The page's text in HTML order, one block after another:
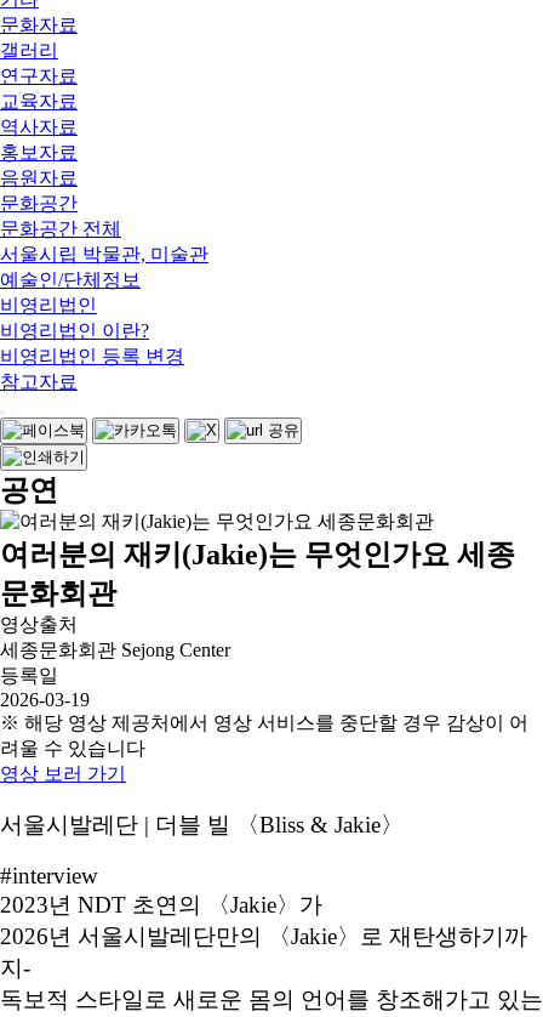
문화자료
갤러리
연구자료
교육자료
역사자료
홍보자료
음원자료
문화공간
문화공간 전체
서울시립 박물관, 미술관
예술인/단체정보
비영리법인
비영리법인 이란?
비영리법인 등록 변경
참고자료
공연
여러분의 재키(Jakie)는 무엇인가요 세종
문화회관
영상출처
세종문화회관 Sejong Center
등록일
2026-03-19
※ 해당 영상 제공처에서 영상 서비스를 중단할 경우 감상이 어
려울 수 있습니다
영상 보러 가기
서울시발레단 | 더블 빌 〈Bliss & Jakie〉
#interview
2023년 NDT 초연의 〈Jakie〉가
2026년 서울시발레단만의 〈Jakie〉로 재탄생하기까
지-
독보적 스타일로 새로운 몸의 언어를 창조해가고 있는